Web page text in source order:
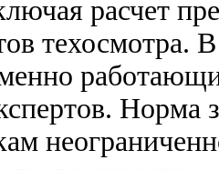
расчет
техосмотра.
Норма